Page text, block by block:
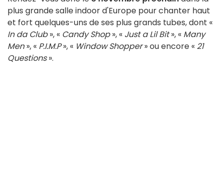
plus grande salle indoor d'Europe pour chanter haut
et fort quelques-uns de ses plus grands tubes, dont «
In da Club», « Candy Shop», « Just a Lil Bit», « Many
Men», « P.I.M.P», « Window Shopper» ou encore « 21
Questions».